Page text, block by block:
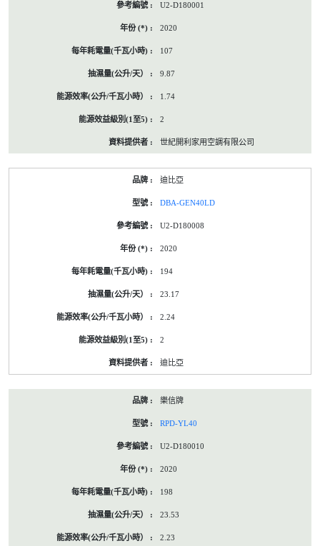
U2-D180001
2020
107
9.87
1.74
2
世紀開利家用空調有限公司
迪比亞
DBA-GEN40LD
U2-D180008
2020
194
23.17
2.24
2
迪比亞
樂信牌
RPD-YL40
U2-D180010
2020
198
23.53
2.23